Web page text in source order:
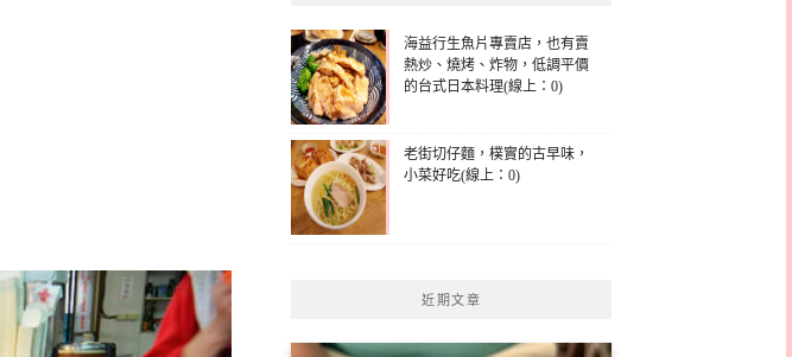
海益行生魚片專賣店，也有賣
熱炒、燒烤、炸物，低調平價
的台式日本料理(線上：0)
老街切仔麵，樸實的古早味，
小菜好吃(線上：0)
近期文章